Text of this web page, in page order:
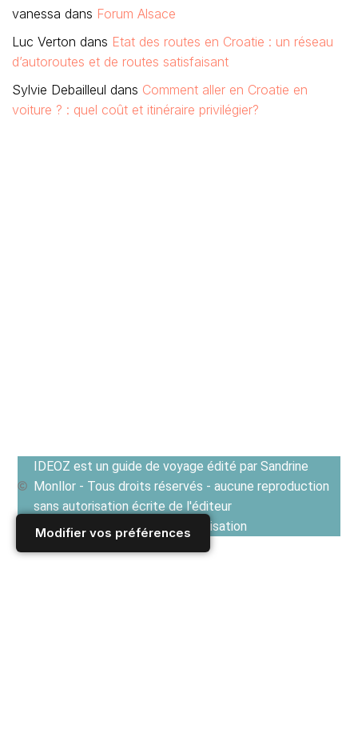
Modifier vos préférences
vanessa dans Forum Alsace
Luc Verton dans Etat des routes en Croatie : un réseau
d’autoroutes et de routes satisfaisant
Sylvie Debailleul dans Comment aller en Croatie en
voiture ? : quel coût et itinéraire privilégier?
IDEOZ est un guide de voyage édité par Sandrine
Monllor - Tous droits réservés - aucune reproduction
sans autorisation écrite de l'éditeur
Voir les Conditions générales d'utilisation